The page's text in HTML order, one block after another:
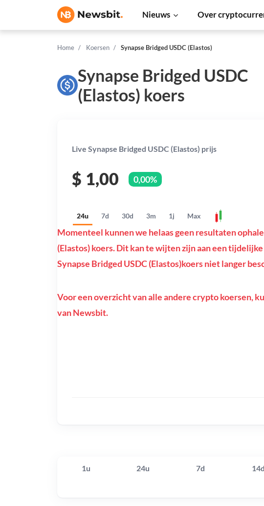
Nieuws Over
Home Koersen Synapse Bridged USDC (Elastos)
Synapse Bridged USDC
(Elastos) koers
Live Synapse Bridged USDC (Elastos) prijs
$ 1,00 0,00%
24u 7d 30d 3m 1j Max
Momenteel kunnen we helaas geen resultaten
(Elastos) koers. Dit kan te wijten zijn aan een
Synapse Bridged USDC (Elastos)koers niet langer
Voor een overzicht van alle andere crypto koersen,
van Newsbit.
1u 24u 7d 14d